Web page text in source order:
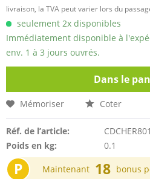
livraison, la TVA peut varier lors du
seulement 2x disponibles
Immédiatement disponible à
env. 1 à 3 jours ouvrés.
Dans le
Mémoriser Coter
Réf. de l’article:
Poids en kg:
0.1
P Maintenant 18 bonus